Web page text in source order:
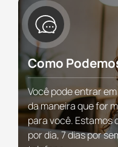
Como
Você pode entrar
da maneira que for
para você. Estamos
por dia, 7 dias por